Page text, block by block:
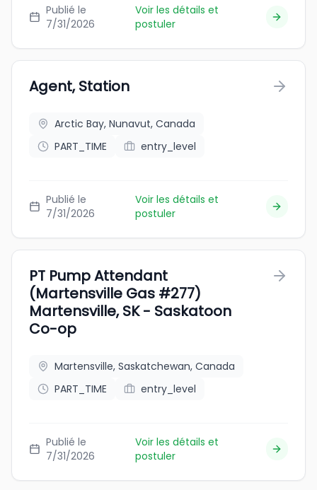
Publié le
7/31/2026
Voir les détails et
postuler
Agent, Station
Arctic Bay, Nunavut, Canada
PART_TIME
entry_level
Publié le
7/31/2026
Voir les détails et
postuler
PT Pump Attendant
(Martensville Gas #277)
Martensville, SK - Saskatoon
Co-op
Martensville, Saskatchewan, Canada
PART_TIME
entry_level
Publié le
7/31/2026
Voir les détails et
postuler